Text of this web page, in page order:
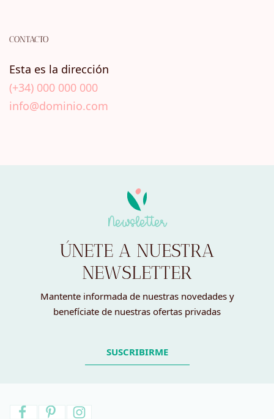
CONTACTO
Esta es la dirección
(+34) 000 000 000
info@dominio.com
Newsletter
ÚNETE A NUESTRA
NEWSLETTER
Mantente informada de nuestras novedades y
benefíciate de nuestras ofertas privadas
SUSCRIBIRME